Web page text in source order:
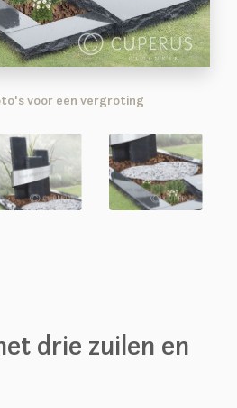
voor een vergroting
drie zuilen en